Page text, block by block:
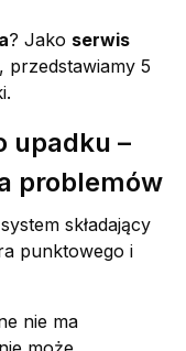
? Jako serwis
przedstawiamy 5
upadku –
problemów
składający
punktowego i
nie ma